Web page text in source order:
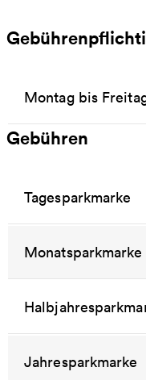
Montag bis
Gebühren
Tagesparkmarke
Monatsparkmarke
Jahresparkmarke